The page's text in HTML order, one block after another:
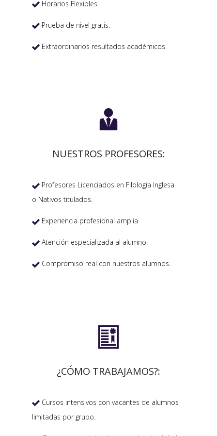
 Horarios Flexibles.
 Prueba de nivel gratis.
 Extraordinarios resultados académicos.

NUESTROS PROFESORES:
 Profesores Licenciados en Filología Inglesa
o Nativos titulados.
 Experiencia profesional amplia.
 Atención especializada al alumno.
 Compromiso real con nuestros alumnos.

¿CÓMO TRABAJAMOS?:
 Cursos intensivos con vacantes de alumnos
limitadas por grupo.